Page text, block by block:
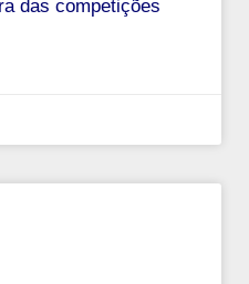
das competições